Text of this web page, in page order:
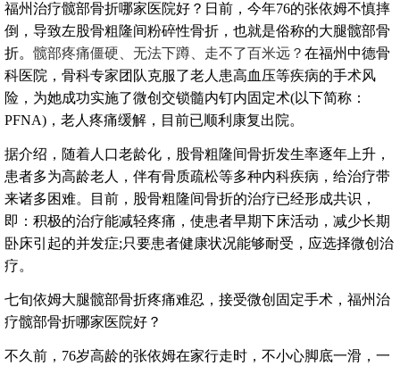
福州治疗髋部骨折哪家医院好？日前，今年76的张依姆不慎摔
倒，导致左股骨粗隆间粉碎性骨折，也就是俗称的大腿髋部骨
折。 髋部疼痛僵硬、无法下蹲、走不了百米远？ 在福州中德骨
科医院，骨科专家团队克服了老人患高血压等疾病的手术风
险，为她成功实施了微创交锁髓内钉内固定术(以下简称：
PFNA)，老人疼痛缓解，目前已顺利康复出院。
据介绍，随着人口老龄化，股骨粗隆间骨折发生率逐年上升，
患者多为高龄老人，伴有骨质疏松等多种内科疾病，给治疗带
来诸多困难。目前，股骨粗隆间骨折的治疗已经形成共识，
即：积极的治疗能减轻疼痛，使患者早期下床活动，减少长期
卧床引起的并发症;只要患者健康状况能够耐受，应选择微创治
疗。
七旬依姆大腿髋部骨折疼痛难忍，接受微创固定手术，福州治
疗髋部骨折哪家医院好？
不久前，76岁高龄的张依姆在家行走时，不小心脚底一滑，一